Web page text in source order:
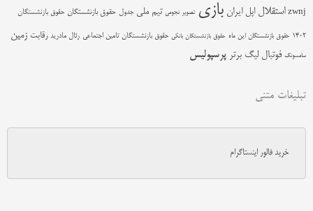
zwnj استقلال اپل ایران بازی تصویر نجومی تیم ملی جدول حقوق بازنشستگان حقوق بازنشستگان
1402 حقوق بازنشستگان این ماه حقوق بازنشستگان بانکی حقوق بازنشستگان تامین اجتماعی رئال مادرید رقابت زمین
سامسونگ فوتبال لیگ برتر پرسپولیس
تبلیغات متنی
خرید فالور اینستاگرام